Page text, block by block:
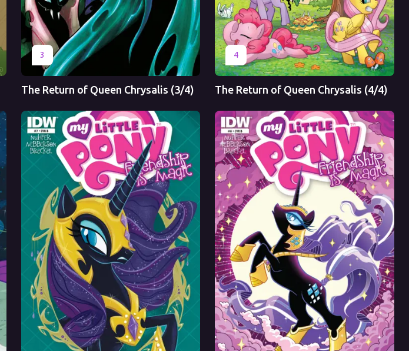
3Оригинал Перевод
The Return of Queen Chrysalis (3/4)
4Оригинал Перевод
The Return of Queen Chrysalis (4/4)